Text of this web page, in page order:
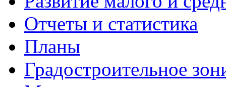
Отчеты и статистика
Планы
Градостроительное